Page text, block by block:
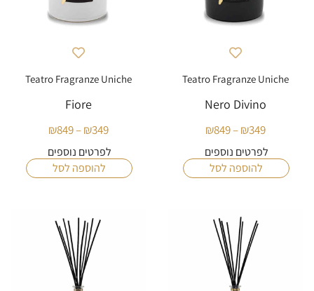
Teatro Fragranze Uniche
Nero Divino
₪349
–
₪849
מחירים:לפרטים נוספים
להוספה לסל
Teatro Fragranze Uniche
Fiore
₪349
–
₪849
מחירים:לפרטים נוספים
להוספה לסל